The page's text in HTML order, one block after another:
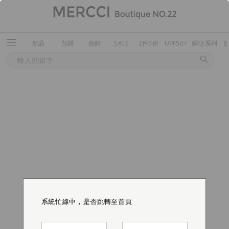
新品 預購 熱銷 SALE 2件5折 UPF50+ 瞬涼系列
系統忙線中，是否跳轉至首頁
系統忙線中，是否跳轉至首頁
系統忙線中，是否跳轉至首頁
系統忙線中，是否跳轉至首頁
系統忙線中，是否跳轉至首頁